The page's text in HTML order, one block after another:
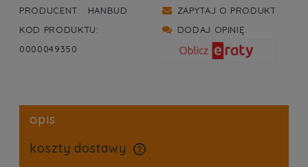
PRODUCENT:
HANBUD
KOD PRODUKTU:
0000049350
ZAPYTAJ O PRODUKT
DODAJ OPINIĘ
opis
koszty dostawy